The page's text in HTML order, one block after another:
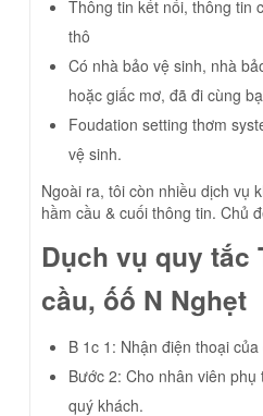
Thông tin kết nối, thông tin
thô
Có nhà bảo vệ sinh, nhà
hoặc giấc mơ, đã đi cùng
Foudation setting thơm
vệ sinh.
Ngoài ra, tôi còn nhiều dịch vụ
hầm cầu & cuối thông tin. Chủ
Dụch vụ quy tắc
cầu, ốố N Nghẹt
B 1c 1: Nhận điện thoại
Bước 2: Cho nhân viên
quý khách.